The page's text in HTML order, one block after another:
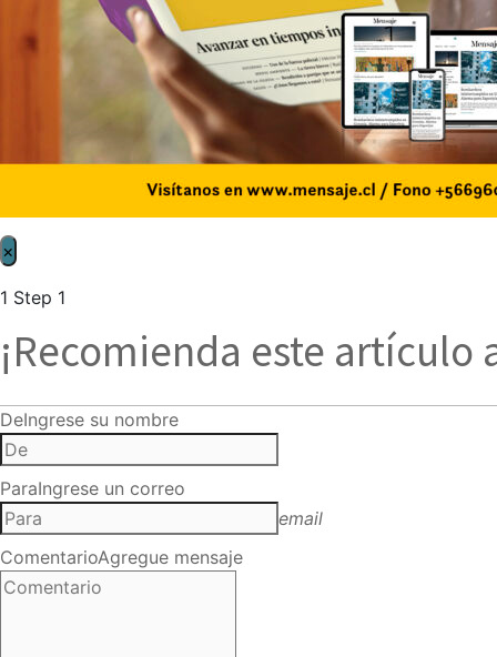
×
1 Step 1
¡Recomienda este artículo
DeIngrese su nombre
ParaIngrese un correo
email
ComentarioAgregue mensaje